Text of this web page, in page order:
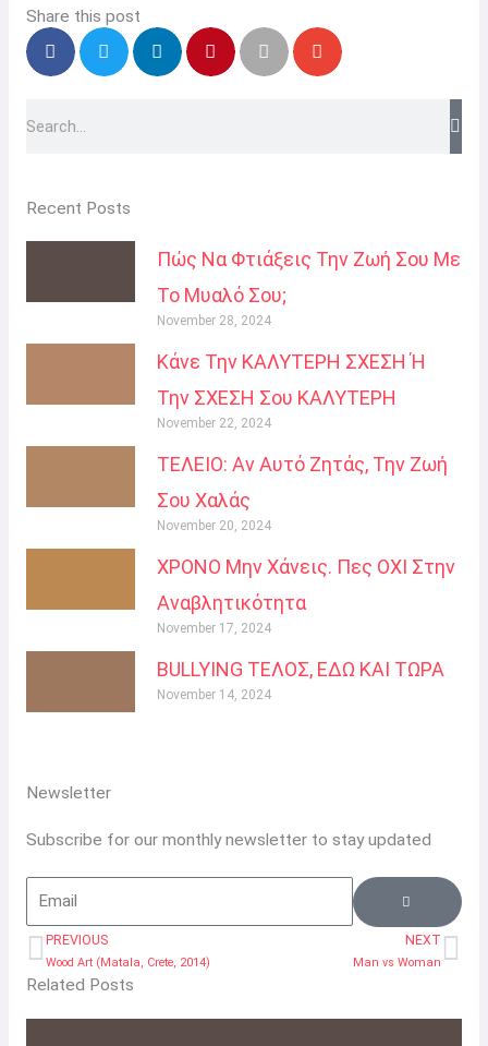
Share this post
Recent Posts
Πώς Να Φτιάξεις Την Ζωή Σου Με
Το Μυαλό Σου;
November 28, 2024
Κάνε Την ΚΑΛΥΤΕΡΗ ΣΧΕΣΗ Ή
Την ΣΧΕΣΗ Σου ΚΑΛΥΤΕΡΗ
November 22, 2024
ΤΕΛΕΙΟ: Αν Αυτό Ζητάς, Την Ζωή
Σου Χαλάς
November 20, 2024
ΧΡΟΝΟ Μην Χάνεις. Πες ΟΧΙ Στην
Αναβλητικότητα
November 17, 2024
BULLYING ΤΕΛΟΣ, ΕΔΩ ΚΑΙ ΤΩΡΑ
November 14, 2024
Newsletter
Subscribe for our monthly newsletter to stay updated
Email SUBMIT
Prev
PREVIOUS
Wood Art (Matala, Crete, 2014)
NEXT
Man vs Woman
Related Posts